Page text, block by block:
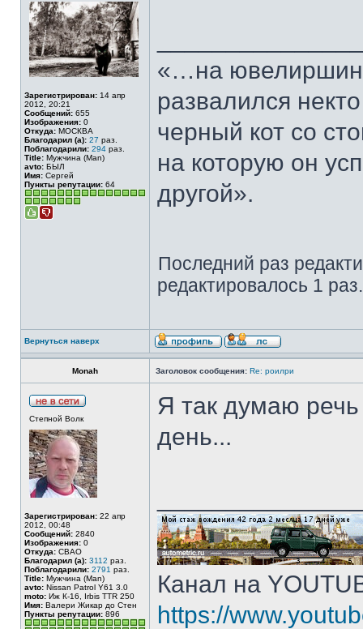
Зарегистрирован: 14 апр
2012, 20:21
Сообщений: 655
Изображения: 0
Откуда: МОСКВА
Благодарил (а): 27 раз.
Поблагодарили: 294 раз.
Title: Мужчина (Man)
avto: БЫЛ
Имя: Сергей
Пункты репутации: 64
«…на
развалился
черный кот со
на которую он
другой».
Последний раз
редактировалось 1 раз.
Вернуться наверх
Monah Заголовок сообщения: Re: роилри
Степной Волк
Зарегистрирован: 22 апр
2012, 00:48
Сообщений: 2840
Изображения: 0
Откуда: СВАО
Благодарил (а): 3112 раз.
Поблагодарили: 2791 раз.
Title: Мужчина (Man)
avto: Nissan Patrol Y61 3.0
moto: Иж К-16, Irbis TTR 250
Имя: Валери Жикар до Стен
Пункты репутации: 896
Я так думаю
день...
Канал на
https://